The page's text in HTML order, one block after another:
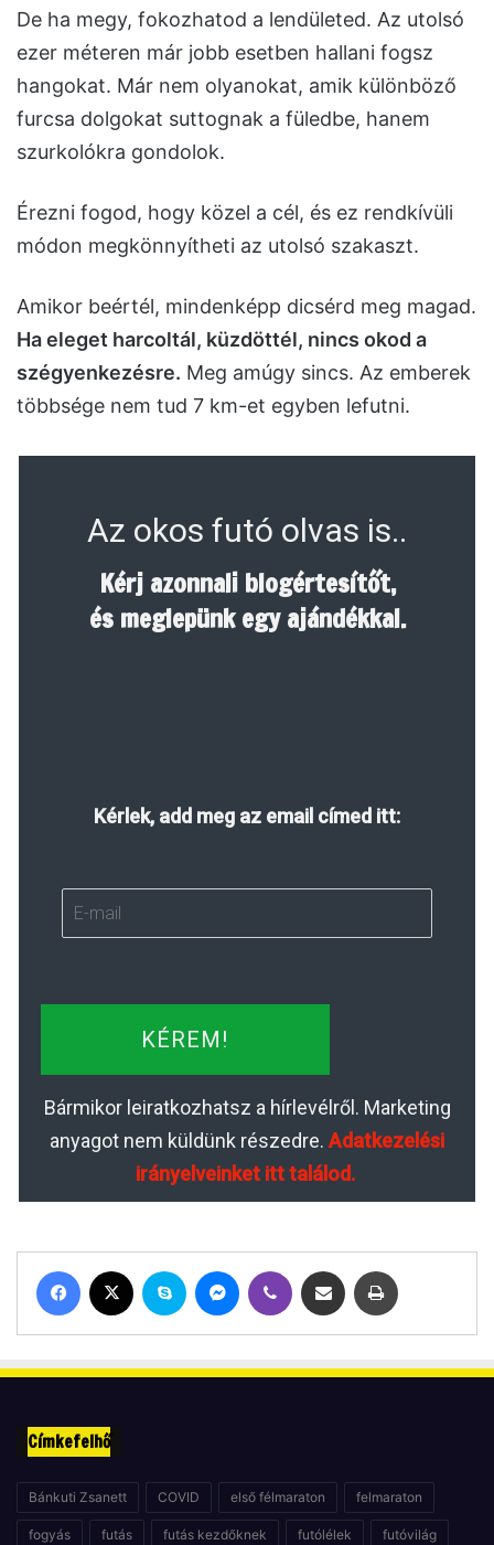
De ha megy, fokozhatod a lendületed. Az utolsó
ezer méteren már jobb esetben hallani fogsz
hangokat. Már nem olyanokat, amik különböző
furcsa dolgokat suttognak a füledbe, hanem
szurkolókra gondolok.
Érezni fogod, hogy közel a cél, és ez rendkívüli
módon megkönnyítheti az utolsó szakaszt.
Amikor beértél, mindenképp dicsérd meg magad.
Ha eleget harcoltál, küzdöttél, nincs okod a
szégyenkezésre. Meg amúgy sincs. Az emberek
többsége nem tud 7 km-et egyben lefutni.
Az okos futó olvas is..
Kérj azonnali blogértesítőt,
és meglepünk egy ajándékkal.
Kérlek, add meg az email címed itt:
KÉREM!
Bármikor leiratkozhatsz a hírlevélről. Marketing
anyagot nem küldünk részedre. Adatkezelési
irányelveinket itt találod.
Címkefelhő
Bánkuti Zsanett COVID első félmaraton felmaraton
fogyás futás futás kezdőknek futólélek futóvilág